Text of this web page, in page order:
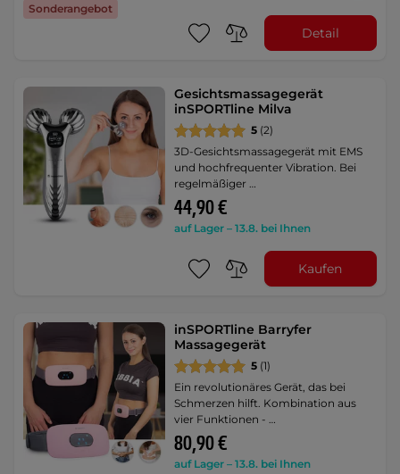
Sonderangebot
Detail
Gesichtsmassagegerät
inSPORTline Milva
5 (2)
3D-Gesichtsmassagegerät mit EMS
und hochfrequenter Vibration. Bei
regelmäßiger …
44,90 €
auf Lager – 13.8. bei Ihnen
Kaufen
inSPORTline Barryfer
Massagegerät
5 (1)
Ein revolutionäres Gerät, das bei
Schmerzen hilft. Kombination aus
vier Funktionen - …
80,90 €
auf Lager – 13.8. bei Ihnen